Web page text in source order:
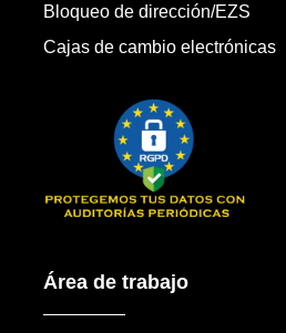
Bloqueo de dirección/EZS
Cajas de cambio electrónicas
Área de trabajo